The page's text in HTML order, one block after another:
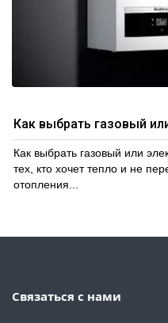
Как выбрать газовый
Как выбрать газовый или
тех, кто хочет тепло и не
отопления...
Связаться с нами